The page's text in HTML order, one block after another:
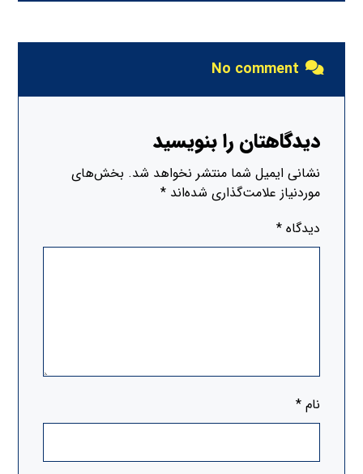
No comment
دیدگاهتان را بنویسید
نشانی ایمیل شما منتشر نخواهد شد. بخش‌های
موردنیاز علامت‌گذاری شده‌اند*
دیدگاه*
نام*